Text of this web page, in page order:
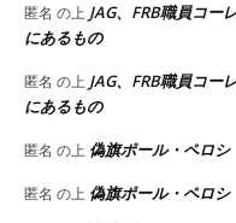
匿名 の上 JAG、FRB職員コー
にあるもの
匿名 の上 JAG、FRB職員コー
にあるもの
匿名 の上 偽旗ポール・ペロシ
匿名 の上 偽旗ポール・ペロシ